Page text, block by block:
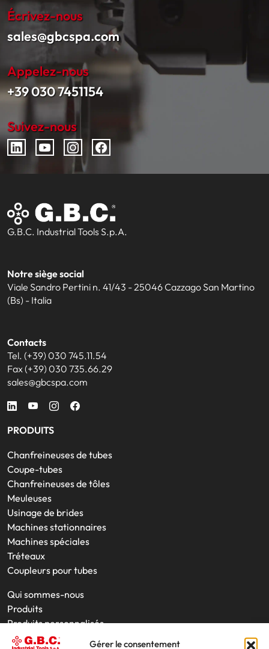
Gérer le consentement
Écrivez-nous
sales@gbcspa.com
Appelez-nous
+39 030 7451154
Suivez-nous
G.B.C. Industrial Tools S.p.A.
Notre siège social
Viale Sandro Pertini n. 41/43 - 25046 Cazzago San Martino
(Bs) - Italia
Contacts
Tel. (+39) 030 745.11.54
Fax (+39) 030 735.66.29
sales@gbcspa.com
PRODUITS
Chanfreineuses de tubes
Coupe-tubes
Chanfreineuses de tôles
Meuleuses
Usinage de brides
Machines stationnaires
Machines spéciales
Tréteaux
Coupleurs pour tubes
Qui sommes-nous
Produits
Produits personnalisés
Interventions sur site